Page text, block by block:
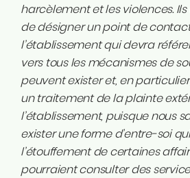
harcèlement et les violences.
de désigner un point de
l’établissement qui devra
vers tous les mécanismes de
peuvent exister et, en
un traitement de la plainte
l’établissement, puisque nous
exister une forme d’entre-soi
l’étouffement de certaines
pourraient consulter des